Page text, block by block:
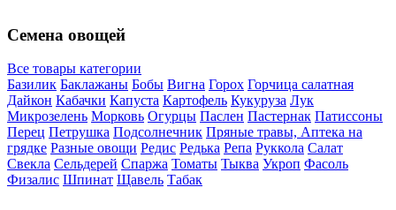
Семена овощей
Все товары категории
Базилик Баклажаны Бобы Вигна Горох Горчица салатная
Дайкон Кабачки Капуста Картофель Кукуруза Лук
Микрозелень Морковь Огурцы Паслен Пастернак Патиссоны
Перец Петрушка Подсолнечник Пряные травы, Аптека на
грядке Разные овощи Редис Редька Репа Руккола Салат
Свекла Сельдерей Спаржа Томаты Тыква Укроп Фасоль
Физалис Шпинат Щавель Табак